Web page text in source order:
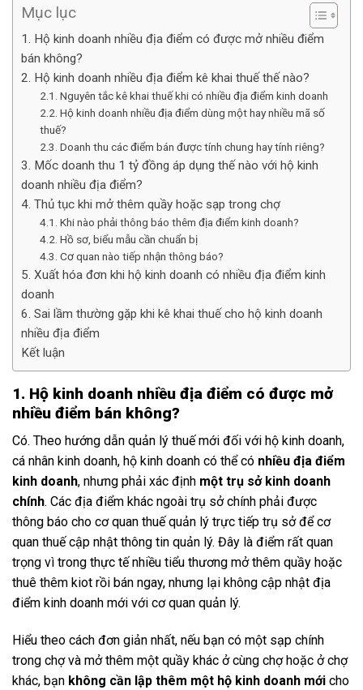
Mục lục
1. Hộ kinh doanh nhiều địa điểm có được mở nhiều điểm
bán không?
2. Hộ kinh doanh nhiều địa điểm kê khai thuế thế nào?
2.1. Nguyên tắc kê khai thuế khi có nhiều địa điểm kinh doanh
2.2. Hộ kinh doanh nhiều địa điểm dùng một hay nhiều mã số
thuế?
2.3. Doanh thu các điểm bán được tính chung hay tính riêng?
3. Mốc doanh thu 1 tỷ đồng áp dụng thế nào với hộ kinh
doanh nhiều địa điểm?
4. Thủ tục khi mở thêm quầy hoặc sạp trong chợ
4.1. Khi nào phải thông báo thêm địa điểm kinh doanh?
4.2. Hồ sơ, biểu mẫu cần chuẩn bị
4.3. Cơ quan nào tiếp nhận thông báo?
5. Xuất hóa đơn khi hộ kinh doanh có nhiều địa điểm kinh
doanh
6. Sai lầm thường gặp khi kê khai thuế cho hộ kinh doanh
nhiều địa điểm
Kết luận
1. Hộ kinh doanh nhiều địa điểm có được mở
nhiều điểm bán không?
Có. Theo hướng dẫn quản lý thuế mới đối với hộ kinh doanh,
cá nhân kinh doanh, hộ kinh doanh có thể có nhiều địa điểm
kinh doanh, nhưng phải xác định một trụ sở kinh doanh
chính. Các địa điểm khác ngoài trụ sở chính phải được
thông báo cho cơ quan thuế quản lý trực tiếp trụ sở để cơ
quan thuế cập nhật thông tin quản lý. Đây là điểm rất quan
trọng vì trong thực tế nhiều tiểu thương mở thêm quầy hoặc
thuê thêm kiot rồi bán ngay, nhưng lại không cập nhật địa
điểm kinh doanh mới với cơ quan quản lý.
Hiểu theo cách đơn giản nhất, nếu bạn có một sạp chính
trong chợ và mở thêm một quầy khác ở cùng chợ hoặc ở chợ
khác, bạn không cần lập thêm một hộ kinh doanh mới cho